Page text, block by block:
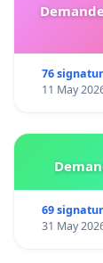
76
11 May
69
31 May